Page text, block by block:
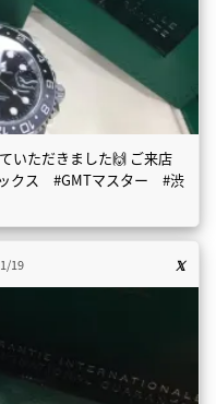
いただきました🙌 ご来店
ックス #GMTマスター #渋
19